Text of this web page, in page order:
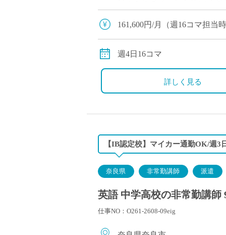
コマご担当いただきます ・
161,600円/月（週16コマ担当
交通費：別途全額支給
週4日16コマ
詳しく見る
【IB認定校】マイカー通勤OK/週3
奈良県 非常勤講師 派遣
英語 中学高校の非常勤講師
仕事NO：O261-2608-09eig